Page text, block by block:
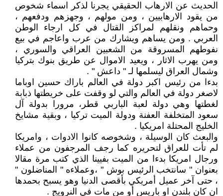
الحديث عن الارهاب الحقيقي يجرنا لذكر اسماء شخوص
من يقود الارهابيين ، ومن مولهم ، وجهزهم ودفعهم ،
وحماهم ونقلهم لمراكز القتال في كل ارجاء الوطن
العربي . ومن يساهم ويشارك من عرب واعاجم في بيع
نفوطهم المسروقة من الشعبين العراقي والسوري ،
ومن يهرب الاثار ، ويعيد الاموال عن طريق بنوك بتركيا
وشمال العراق ليسلمها لـ " داعش " .
بدءا من رئيس اكبر دولة في العالم باراك حسين اوباما
لاصغر دولة في العالم والتي لو وقفت على خريطتها ذبابة
لغطتها وهي دولة لعبة الباربي قطر، مرورا بدولة آل
سعود المتخلفة العفنة ودولة الميت تركيا ، وبقية مشايخ
الخليج المحتلة امريكيا .
والبعث كان الوسيلة ، وشخوصه كانوا الادوات ، وامريكا
لم تأت للعراق لتحريره كما رجف المرجفون من عملاء
ورجال امريكا بدءا من الميت بفيينا الذي كتب مرة مقالا
بعنوان " سانتخب الرئيس بوش " ،وعملاءه " المناضلون "
، حتى آخر عميل أمريكي بأقصى الدنيا وهو يسبح بحمدها
ان كان بلندن او باريس أو من مات في النرويج .